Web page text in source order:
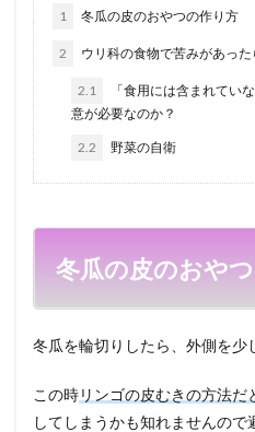
1 冬瓜の皮のおやつの作り方
2 ウリ科の食物で苦みがあっ
2.1
「食用には含まれてい
意が必要なのか？
2.2 野菜の自衛
冬瓜の皮のおや
冬瓜を輪切りしたら、外側を少
この時リンゴの皮むきの方法だ
してしまうかも知れませんので